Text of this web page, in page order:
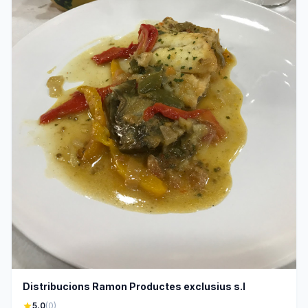
Distribucions Ramon Productes exclusius s.l
5.0(0)